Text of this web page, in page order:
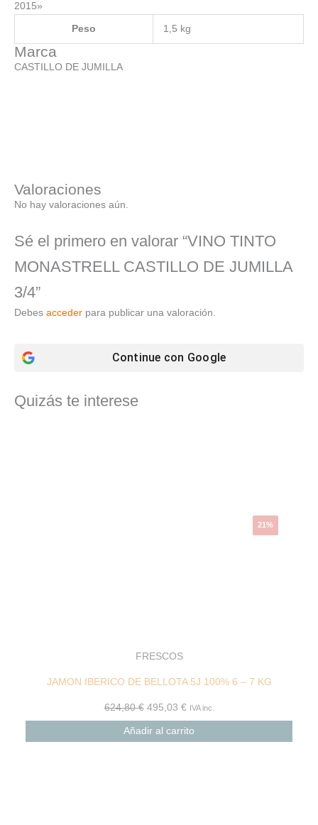
2015»
Peso 1,5 kg
Marca
CASTILLO DE JUMILLA
Valoraciones
No hay valoraciones aún.
Sé el primero en valorar “VINO TINTO
MONASTRELL CASTILLO DE JUMILLA
3/4”
Debes acceder para publicar una valoración.
Continue con Google
Quizás te interese
21%
FRESCOS
JAMON IBERICO DE BELLOTA 5J 100% 6 – 7 KG
624,80€ 495,03 € IVA inc.
Añadir al carrito